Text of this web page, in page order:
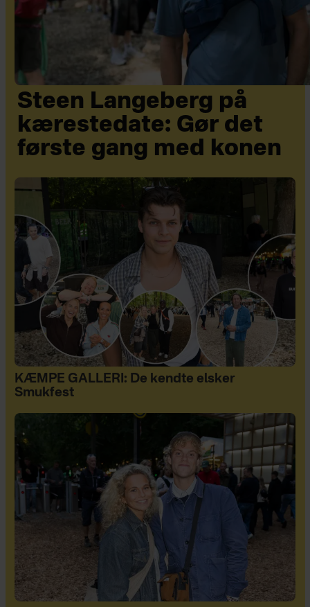
Steen Langeberg på
kærestedate: Gør det
første gang med konen
KÆMPE GALLERI: De kendte elsker
Smukfest